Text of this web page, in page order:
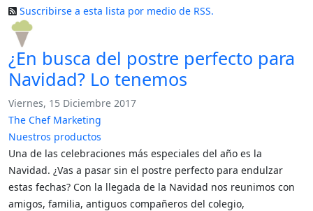
Suscribirse a esta lista por medio de RSS.
¿En busca del postre perfecto para
Navidad? Lo tenemos
Viernes, 15 Diciembre 2017
The Chef Marketing
Nuestros productos
Una de las celebraciones más especiales del año es la
Navidad. ¿Vas a pasar sin el postre perfecto para endulzar
estas fechas? Con la llegada de la Navidad nos reunimos con
amigos, familia, antiguos compañeros del colegio,